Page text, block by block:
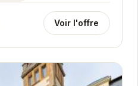
Voir l'offre